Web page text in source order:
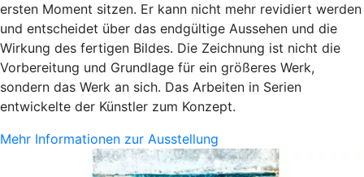
ersten Moment sitzen. Er kann nicht mehr revidiert werden
und entscheidet über das endgültige Aussehen und die
Wirkung des fertigen Bildes. Die Zeichnung ist nicht die
Vorbereitung und Grundlage für ein größeres Werk,
sondern das Werk an sich. Das Arbeiten in Serien
entwickelte der Künstler zum Konzept.
Mehr Informationen zur Ausstellung